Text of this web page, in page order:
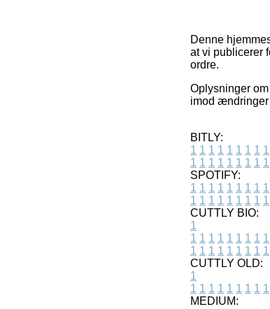
Denne
at vi publicerer
ordre.
Oplysninger
imod ændringer
BITLY:
1 1 1 1 1 1 1 1 1
1 1 1 1 1 1 1 1 1
SPOTIFY:
1 1 1 1 1 1 1 1 1
1 1 1 1 1 1 1 1 1
CUTTLY BIO:
1
1 1 1 1 1 1 1 1 1
1 1 1 1 1 1 1 1 1
CUTTLY OLD:
1
1 1 1 1 1 1 1 1 1
MEDIUM: